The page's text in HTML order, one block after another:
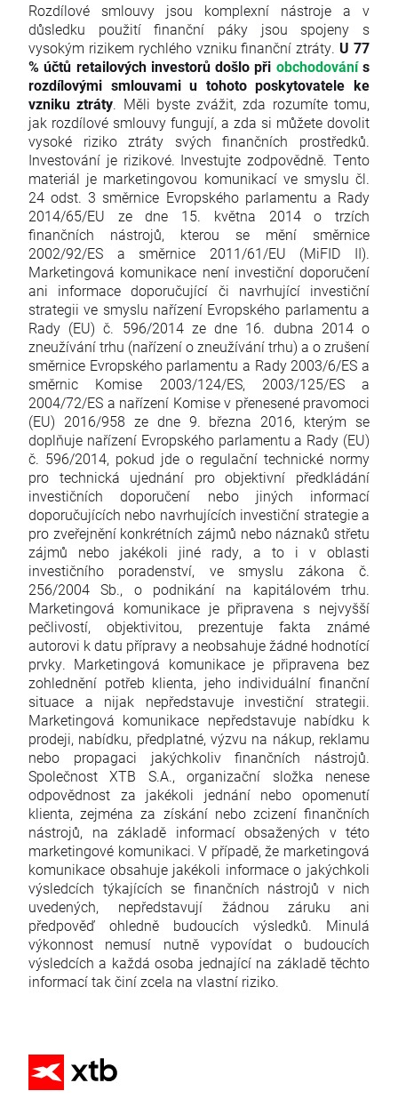
Rozdílové smlouvy jsou komplexní nástroje a v
důsledku použití finanční páky jsou spojeny s
vysokým rizikem rychlého vzniku finanční ztráty. U 77
% účtů retailových investorů došlo při obchodovánís
rozdílovými smlouvami u tohoto poskytovatele ke
vzniku ztráty. Měli byste zvážit, zda rozumíte tomu,
jak rozdílové smlouvy fungují, a zda si můžete dovolit
vysoké riziko ztráty svých finančních prostředků.
Investování je rizikové. Investujte zodpovědně. Tento
materiál je marketingovou komunikací ve smyslu čl.
24 odst. 3 směrnice Evropského parlamentu a Rady
2014/65/EU ze dne 15. května 2014 o trzích
finančních nástrojů, kterou se mění směrnice
2002/92/ES a směrnice 2011/61/EU (MiFID II).
Marketingová komunikace není investiční doporučení
ani informace doporučující či navrhující investiční
strategii ve smyslu nařízení Evropského parlamentu a
Rady (EU) č. 596/2014 ze dne 16. dubna 2014 o
zneužívání trhu (nařízení o zneužívání trhu) a o zrušení
směrnice Evropského parlamentu a Rady 2003/6/ES a
směrnic Komise 2003/124/ES, 2003/125/ES a
2004/72/ES a nařízení Komise v přenesené pravomoci
(EU) 2016/958 ze dne 9. března 2016, kterým se
doplňuje nařízení Evropského parlamentu a Rady (EU)
č. 596/2014, pokud jde o regulační technické normy
pro technická ujednání pro objektivní předkládání
investičních doporučení nebo jiných informací
doporučujících nebo navrhujících investiční strategie a
pro zveřejnění konkrétních zájmů nebo náznaků střetu
zájmů nebo jakékoli jiné rady, a to i v oblasti
investičního poradenství, ve smyslu zákona č.
256/2004 Sb., o podnikání na kapitálovém trhu.
Marketingová komunikace je připravena s nejvyšší
pečlivostí, objektivitou, prezentuje fakta známé
autorovi k datu přípravy a neobsahuje žádné hodnotící
prvky. Marketingová komunikace je připravena bez
zohlednění potřeb klienta, jeho individuální finanční
situace a nijak nepředstavuje investiční strategii.
Marketingová komunikace nepředstavuje nabídku k
prodeji, nabídku, předplatné, výzvu na nákup, reklamu
nebo propagaci jakýchkoliv finančních nástrojů.
Společnost XTB S.A., organizační složka nenese
odpovědnost za jakékoli jednání nebo opomenutí
klienta, zejména za získání nebo zcizení finančních
nástrojů, na základě informací obsažených v této
marketingové komunikaci. V případě, že marketingová
komunikace obsahuje jakékoli informace o jakýchkoli
výsledcích týkajících se finančních nástrojů v nich
uvedených, nepředstavují žádnou záruku ani
předpověď ohledně budoucích výsledků. Minulá
výkonnost nemusí nutně vypovídat o budoucích
výsledcích a každá osoba jednající na základě těchto
informací tak činí zcela na vlastní riziko.